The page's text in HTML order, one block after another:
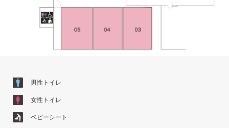
男性トイレ
女性トイレ
ベビーシート